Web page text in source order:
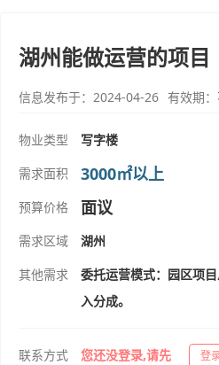
湖州能做运营的项目
信息发布于：2024-04-26 有效期
物业类型
写字楼
需求面积
3000㎡以上
预算价格 面议
需求区域
湖州
其他需求
委托运营模式：园区项
入分成。
联系方式 您还没登录,请先 登